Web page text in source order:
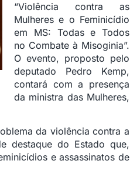
“Violência contra as
Mulheres e o Feminicídio
em MS: Todas e Todos
no Combate à Misoginia”.
O evento, proposto pelo
deputado Pedro Kemp,
contará com a presença
da ministra das Mulheres,
da violência contra a
destaque do Estado que,
e assassinatos de